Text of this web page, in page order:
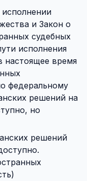
и Закон о
судебных
исполнения
время
федеральному
решений на
но
решений